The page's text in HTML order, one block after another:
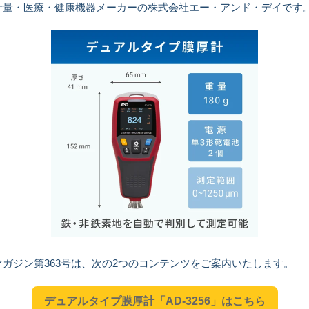
量・医療・健康機器メーカーの株式会社エー・アンド・デイです
ガジン第363号は、次の2つのコンテンツをご案内いたします。
デュアルタイプ膜厚計「AD-3256」はこちら